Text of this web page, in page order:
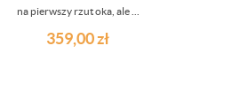
na pierwszy rzut oka, ale ...
359,00zł